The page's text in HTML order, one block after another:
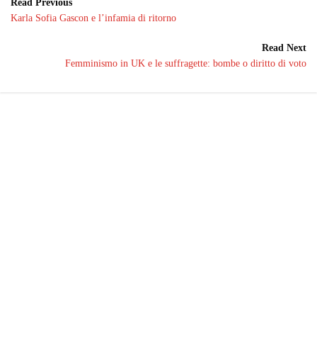
Read Previous
Karla Sofia Gascon e l’infamia di ritorno
Read Next
Femminismo in UK e le suffragette: bombe o diritto di voto